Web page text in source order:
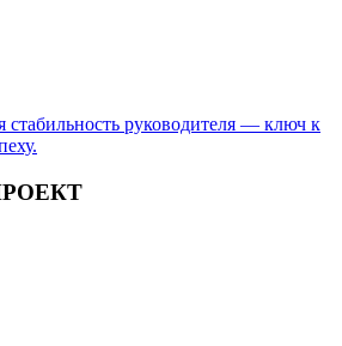
стабильность руководителя — ключ к